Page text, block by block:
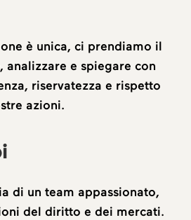
è unica, ci prendiamo il
analizzare e spiegare con
riservatezza e rispetto
azioni.
di un team appassionato,
del diritto e dei mercati.